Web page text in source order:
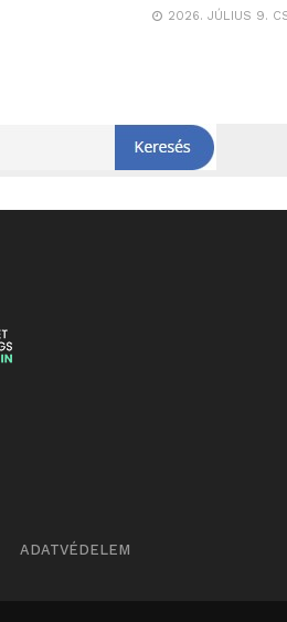
2026. JÚLIUS 9.
ADATVÉDELEM